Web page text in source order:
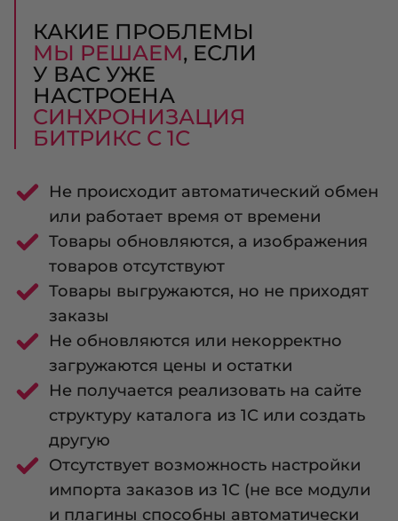
КАКИЕ ПРОБЛЕМЫ
МЫ РЕШАЕМ, ЕСЛИ
У ВАС УЖЕ
НАСТРОЕНА
СИНХРОНИЗАЦИЯ
БИТРИКС С 1С
Не происходит автоматический обмен
или работает время от времени
Товары обновляются, а изображения
товаров отсутствуют
Товары выгружаются, но не приходят
заказы
Не обновляются или некорректно
загружаются цены и остатки
Не получается реализовать на сайте
структуру каталога из 1С или создать
другую
Отсутствует возможность настройки
импорта заказов из 1С (не все модули
и плагины способны автоматически